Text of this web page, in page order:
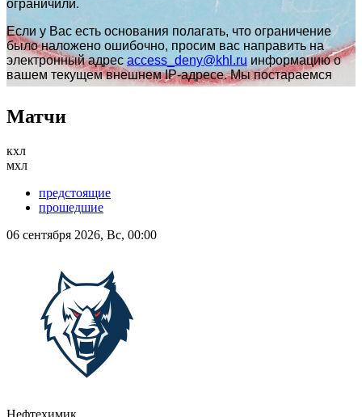
Матчи
кхл
мхл
предстоящие
прошедшие
06 сентября 2026, Вс, 00:00